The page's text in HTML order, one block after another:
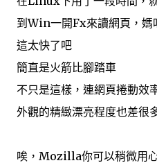
到Win一開Fx來讀網頁，媽
這太快了吧
簡直是火箭比腳踏車
不只是這樣，連網頁捲動效
外觀的精緻漂亮程度也差很
唉，Mozilla你可以稍微用